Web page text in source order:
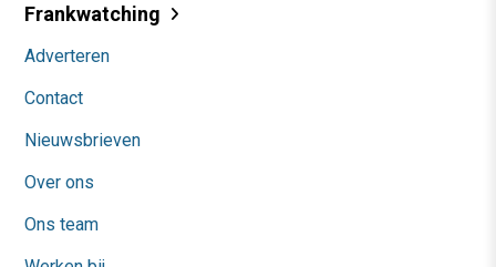
Frankwatching
Adverteren
Contact
Nieuwsbrieven
Over ons
Ons team